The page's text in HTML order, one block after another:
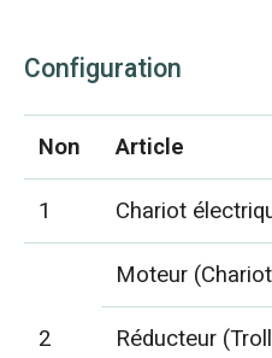
Configuration
Non
Article
1
Chariot
2
Moteur
Réducteur